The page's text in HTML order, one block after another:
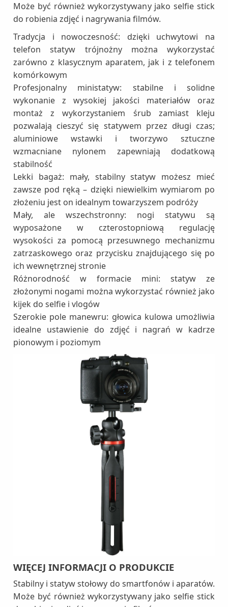
Może być również wykorzystywany jako selfie stick
do robienia zdjęć i nagrywania filmów.
Tradycja i nowoczesność: dzięki uchwytowi na
telefon statyw trójnożny można wykorzystać
zarówno z klasycznym aparatem, jak i z telefonem
komórkowym
Profesjonalny ministatyw: stabilne i solidne
wykonanie z wysokiej jakości materiałów oraz
montaż z wykorzystaniem śrub zamiast kleju
pozwalają cieszyć się statywem przez długi czas;
aluminiowe wstawki i tworzywo sztuczne
wzmacniane nylonem zapewniają dodatkową
stabilność
Lekki bagaż: mały, stabilny statyw możesz mieć
zawsze pod ręką – dzięki niewielkim wymiarom po
złożeniu jest on idealnym towarzyszem podróży
Mały, ale wszechstronny: nogi statywu są
wyposażone w czterostopniową regulację
wysokości za pomocą przesuwnego mechanizmu
zatrzaskowego oraz przycisku znajdującego się po
ich wewnętrznej stronie
Różnorodność w formacie mini: statyw ze
złożonymi nogami można wykorzystać również jako
kijek do selfie i vlogów
Szerokie pole manewru: głowica kulowa umożliwia
idealne ustawienie do zdjęć i nagrań w kadrze
pionowym i poziomym
WIĘCEJ INFORMACJI O PRODUKCIE
Stabilny i statyw stołowy do smartfonów i aparatów.
Może być również wykorzystywany jako selfie stick